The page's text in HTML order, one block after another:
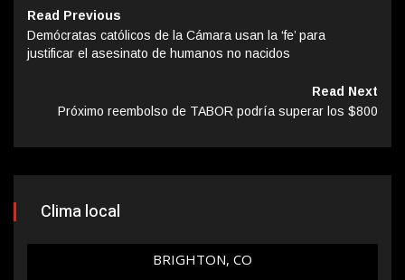
Read Previous
Demócratas católicos de la Cámara usan la ‘fe’ para
justificar el asesinato de humanos no nacidos
Read Next
Próximo reembolso de TABOR podría superar los $800
Clima local
BRIGHTON, CO